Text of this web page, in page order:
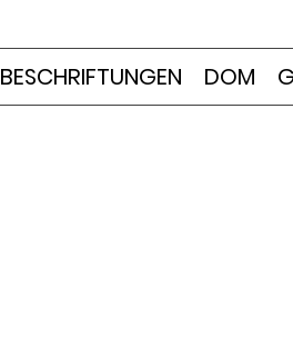
BESCHRIFTUNGEN DOM